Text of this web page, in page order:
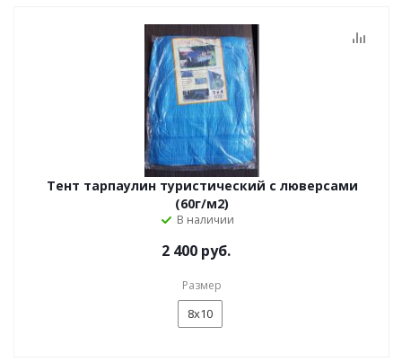
Тент тарпаулин туристический с люверсами
(60г/м2)
В наличии
2 400 руб.
Размер
8х10